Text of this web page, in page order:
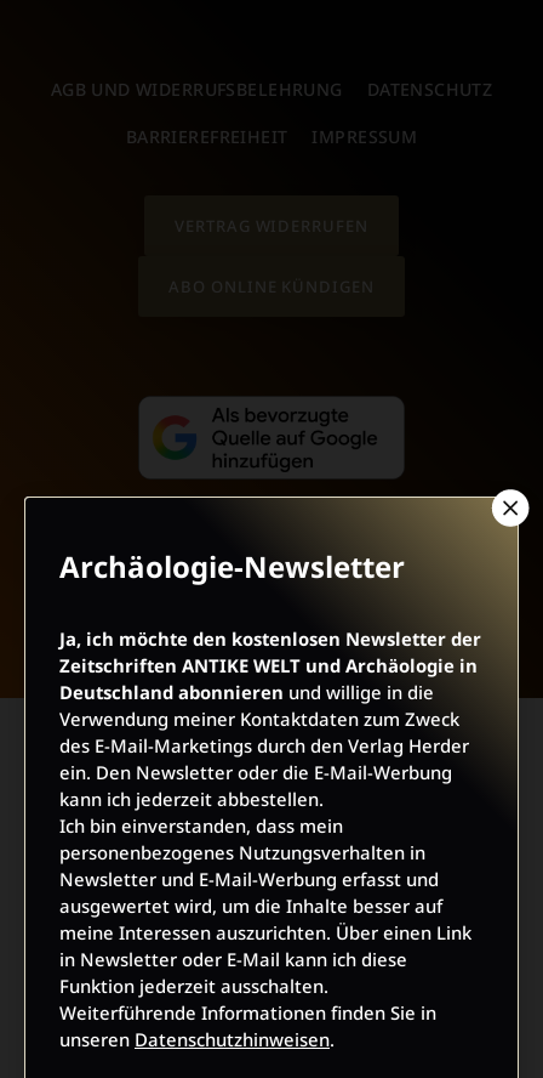
AGB UND WIDERRUFSBELEHRUNG DATENSCHUTZ
BARRIEREFREIHEIT IMPRESSUM
VERTRAG WIDERRUFEN
ABO ONLINE KÜNDIGEN
Archäologie-Newsletter
Ja, ich möchte den kostenlosen Newsletter der
Zeitschriften ANTIKE WELT und Archäologie in
Deutschland abonnieren und willige in die
Verwendung meiner Kontaktdaten zum Zweck
des E-Mail-Marketings durch den Verlag Herder
ein. Den Newsletter oder die E-Mail-Werbung
kann ich jederzeit abbestellen.
Ich bin einverstanden, dass mein
personenbezogenes Nutzungsverhalten in
Newsletter und E-Mail-Werbung erfasst und
ausgewertet wird, um die Inhalte besser auf
meine Interessen auszurichten. Über einen Link
in Newsletter oder E-Mail kann ich diese
Funktion jederzeit ausschalten.
Weiterführende Informationen finden Sie in
unseren Datenschutzhinweisen.